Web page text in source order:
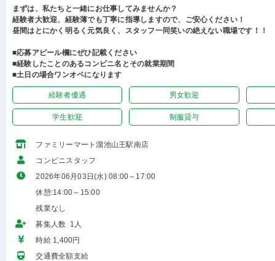
まずは、私たちと一緒にお仕事してみませんか？
経験者大歓迎、経験薄でも丁寧に指導しますので、ご安心ください！
昼間はとにかく明るく元気良く、スタッフ一同笑いの絶えない職場です！！
■応募アピール欄にぜひ記載ください
■経験したことのあるコンビニ名とその就業期間
■土日の場合ワンオペになります
経験者優遇 男女歓迎
学生歓迎 制服貸与
ファミリーマート溜池山王駅南店
コンビニスタッフ
2026年06月03日(水) 08:00～17:00
休憩:14:00～15:00
残業なし
募集人数 1人
時給 1,400円
交通費全額支給